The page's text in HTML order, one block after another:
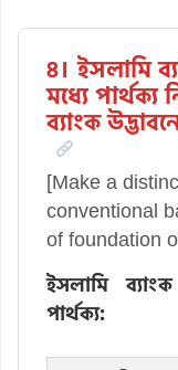
৪। ইসলামি
মধ্যে পার্থক্য
ব্যাংক
[Make a
conventional
of foundation
ইসলামি
পার্থক্য: